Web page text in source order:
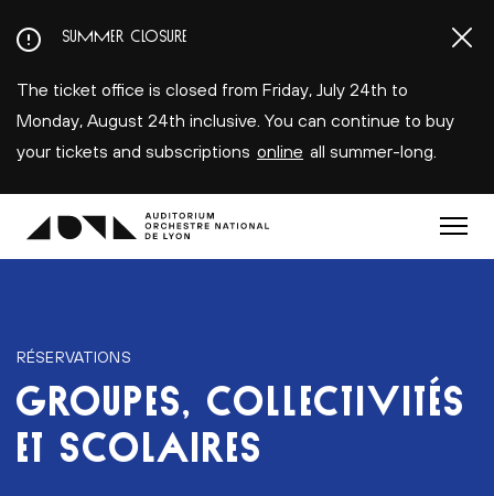
au
principal
SUMMER CLOSURE
The ticket office is closed from Friday, July 24th to
Monday, August 24th inclusive. You can continue to buy
your tickets and subscriptions online all summer-long.
Menu
RÉSERVATIONS
GROUPES, COLLECTIVITÉS
ET SCOLAIRES